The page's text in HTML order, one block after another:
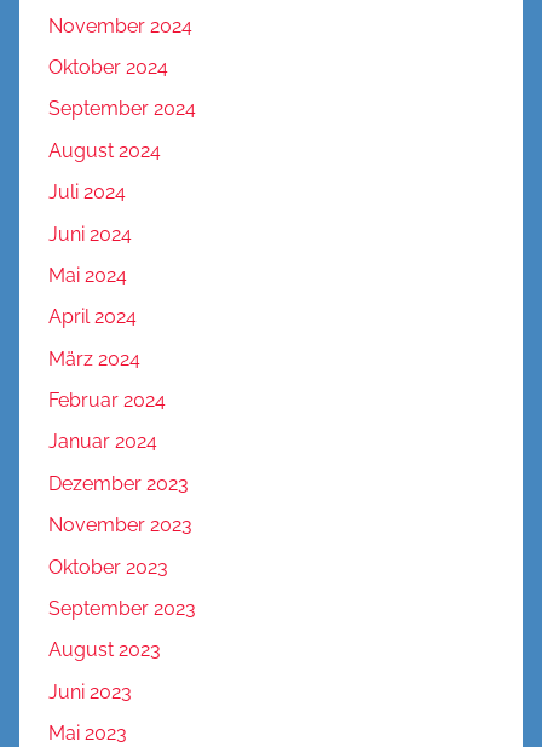
November 2024
Oktober 2024
September 2024
August 2024
Juli 2024
Juni 2024
Mai 2024
April 2024
März 2024
Februar 2024
Januar 2024
Dezember 2023
November 2023
Oktober 2023
September 2023
August 2023
Juni 2023
Mai 2023